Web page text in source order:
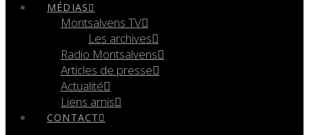
MÉDIAS
Montsalvens TV
Les archives
Radio Montsalvens
Articles de presse
Actualité
Liens amis
CONTACT